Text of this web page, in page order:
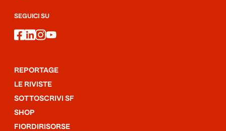
SEGUICI SU
facebook
linkedin
instagram
youtube
REPORTAGE
LE RIVISTE
SOTTOSCRIVI SF
SHOP
FIORDIRISORSE